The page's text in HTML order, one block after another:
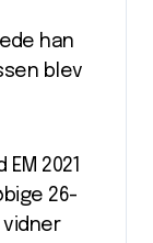
han
blev
2021
26-
vidner